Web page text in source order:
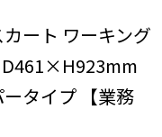
ート ワーキング
タイプ 【業務